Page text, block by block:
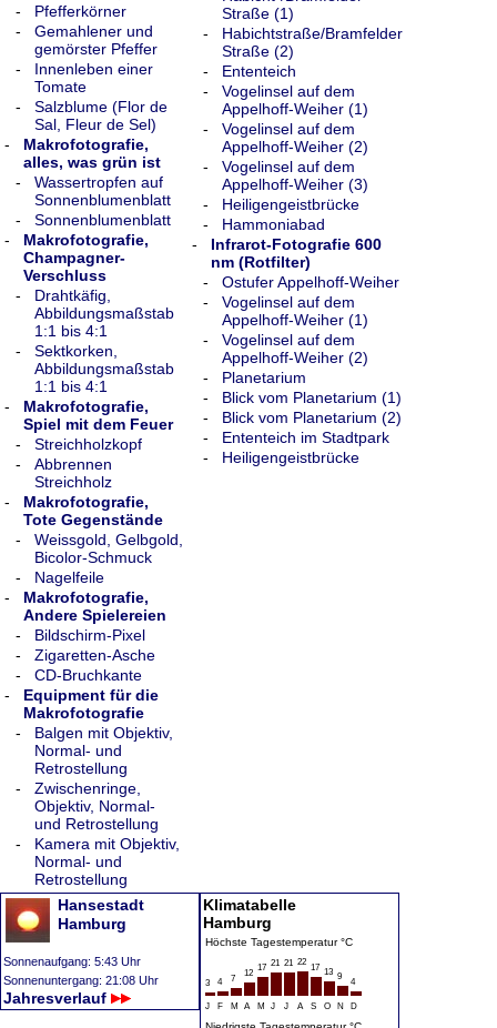
-
Pfefferkörner
-
Gemahlener und
gemörster Pfeffer
-
Innenleben einer
Tomate
-
Salzblume (Flor de
Sal, Fleur de Sel)
-
Makrofotografie,
alles, was grün ist
-
Wassertropfen auf
Sonnenblumenblatt
-
Sonnenblumenblatt
-
Makrofotografie,
Champagner-
Verschluss
-
Drahtkäfig,
Abbildungsmaßstab
1:1 bis 4:1
-
Sektkorken,
Abbildungsmaßstab
1:1 bis 4:1
-
Makrofotografie,
Spiel mit dem Feuer
-
Streichholzkopf
-
Abbrennen
Streichholz
-
Makrofotografie,
Tote Gegenstände
-
Weissgold, Gelbgold,
Bicolor-Schmuck
-
Nagelfeile
-
Makrofotografie,
Andere Spielereien
-
Bildschirm-Pixel
-
Zigaretten-Asche
-
CD-Bruchkante
-
Equipment für die
Makrofotografie
-
Balgen mit Objektiv,
Normal- und
Retrostellung
-
Zwischenringe,
Objektiv, Normal-
und Retrostellung
-
Kamera mit Objektiv,
Normal- und
Retrostellung
Straße (1)
-
Habichtstraße/Bramfelder
Straße (2)
-
Ententeich
-
Vogelinsel auf dem
Appelhoff-Weiher (1)
-
Vogelinsel auf dem
Appelhoff-Weiher (2)
-
Vogelinsel auf dem
Appelhoff-Weiher (3)
-
Heiligengeistbrücke
-
Hammoniabad
-
Infrarot-Fotografie 600
nm (Rotfilter)
-
Ostufer Appelhoff-Weiher
-
Vogelinsel auf dem
Appelhoff-Weiher (1)
-
Vogelinsel auf dem
Appelhoff-Weiher (2)
-
Planetarium
-
Blick vom Planetarium (1)
-
Blick vom Planetarium (2)
-
Ententeich im Stadtpark
-
Heiligengeistbrücke
Hansestadt
Hamburg
Sonnenaufgang: 5:43 Uhr
Sonnenuntergang: 21:08 Uhr
Jahresverlauf
Klimatabelle
Hamburg
Höchste Tagestemperatur °C
3 4 7
12
17 21 21 22
17 13 9
4
J F M A M J J A S O N D